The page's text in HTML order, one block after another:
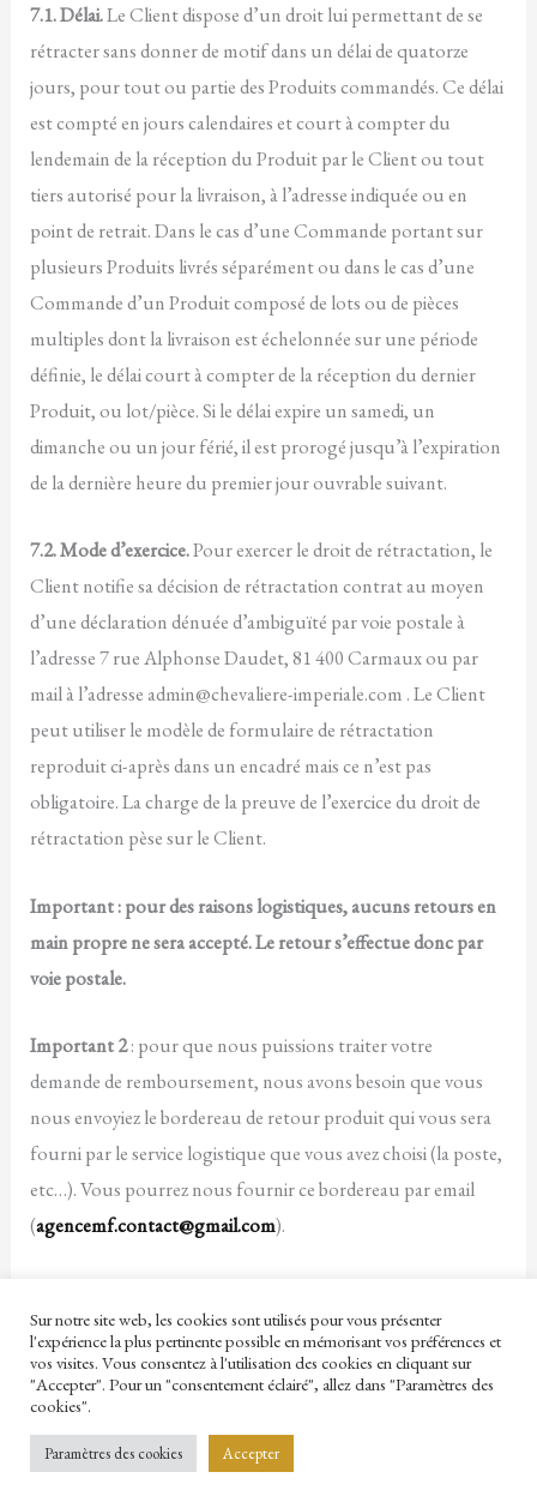
7.1. Délai.Le Client dispose d’un droit lui permettant de se
rétracter sans donner de motif dans un délai de quatorze
jours, pour tout ou partie des Produits commandés. Ce délai
est compté en jours calendaires et court à compter du
lendemain de la réception du Produit par le Client ou tout
tiers autorisé pour la livraison, à l’adresse indiquée ou en
point de retrait. Dans le cas d’une Commande portant sur
plusieurs Produits livrés séparément ou dans le cas d’une
Commande d’un Produit composé de lots ou de pièces
multiples dont la livraison est échelonnée sur une période
définie, le délai court à compter de la réception du dernier
Produit, ou lot/pièce. Si le délai expire un samedi, un
dimanche ou un jour férié, il est prorogé jusqu’à l’expiration
de la dernière heure du premier jour ouvrable suivant.
7.2. Mode d’exercice.Pour exercer le droit de rétractation, le
Client notifie sa décision de rétractation contrat au moyen
d’une déclaration dénuée d’ambiguïté par voie postale à
l’adresse 7 rue Alphonse Daudet, 81 400 Carmaux ou par
mail à l’adresse admin@chevaliere-imperiale.com . Le Client
peut utiliser le modèle de formulaire de rétractation
reproduit ci-après dans un encadré mais ce n’est pas
obligatoire. La charge de la preuve de l’exercice du droit de
rétractation pèse sur le Client.
Important : pour des raisons logistiques, aucuns retours en
main propre ne sera accepté. Le retour s’effectue donc par
voie postale.
Important 2: pour que nous puissions traiter votre
demande de remboursement, nous avons besoin que vous
nous envoyiez le bordereau de retour produit qui vous sera
fourni par le service logistique que vous avez choisi (la poste,
etc…). Vous pourrez nous fournir ce bordereau par email
(agencemf.contact@gmail.com).
le Produit pour lequel il s’est rétracté, auprès de la Société au
plus tard quatorze jours après l’envoi de sa décision de se
rétracter. Ce délai est réputé respecté si le bien est renvoyé
avant l’expiration du délai de quatorze jours dans les
conditions de retour prévues. Les frais de retour des produits
Sur notre site web, les cookies sont utilisés pour vous présenter
l'expérience la plus pertinente possible en mémorisant vos préférences et
vos visites. Vous consentez à l'utilisation des cookies en cliquant sur
"Accepter". Pour un "consentement éclairé", allez dans "Paramètres des
cookies".
Paramètres des cookies Accepter